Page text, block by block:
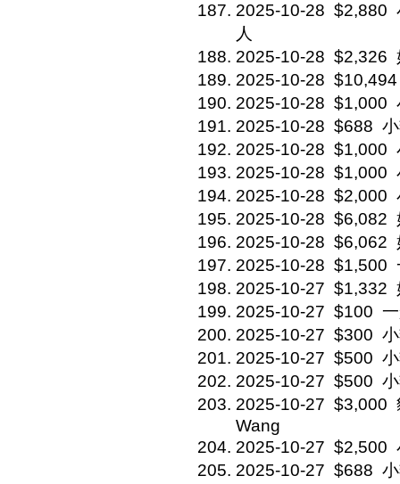
2025-10-28 $2,880
人
2025-10-28 $2,326
2025-10-28 $10,494
2025-10-28 $1,000
2025-10-28 $688
2025-10-28 $1,000
2025-10-28 $1,000
2025-10-28 $2,000
2025-10-28 $6,082
2025-10-28 $6,062
2025-10-28 $1,500
2025-10-27 $1,332
2025-10-27 $100
2025-10-27 $300
2025-10-27 $500
2025-10-27 $500
2025-10-27 $3,000
Wang
2025-10-27 $2,500
2025-10-27 $688